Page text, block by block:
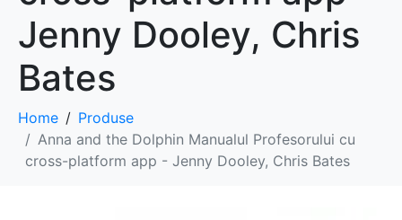
Jenny Dooley, Chris
Bates
Home
Produse
Anna and the Dolphin Manualul Profesorului cu
cross-platform app - Jenny Dooley, Chris Bates